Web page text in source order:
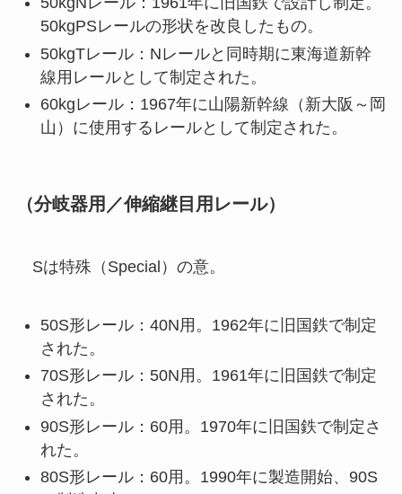
50kgPSレールの形状を改良したもの。
50kgTレール：Nレールと同時期に東海道新幹
線用レールとして制定された。
60kgレール：1967年に山陽新幹線（新大阪～岡
山）に使用するレールとして制定された。
（分岐器用／伸縮継目用レール）
Sは特殊（Special）の意。
50S形レール：40N用。1962年に旧国鉄で制定
された。
70S形レール：50N用。1961年に旧国鉄で制定
された。
90S形レール：60用。1970年に旧国鉄で制定さ
れた。
80S形レール：60用。1990年に製造開始、90S